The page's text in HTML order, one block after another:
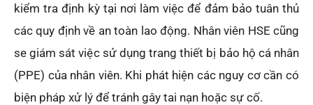
kiểm tra định kỳ tại nơi làm việc để đảm bảo tuân thủ
các quy định về an toàn lao động. Nhân viên HSE cũng
se giám sát việc sử dụng trang thiết bị bảo hộ cá nhân
(PPE) của nhân viên. Khi phát hiện các nguy cơ cần có
biện pháp xử lý để tránh gây tai nạn hoặc sự cố.